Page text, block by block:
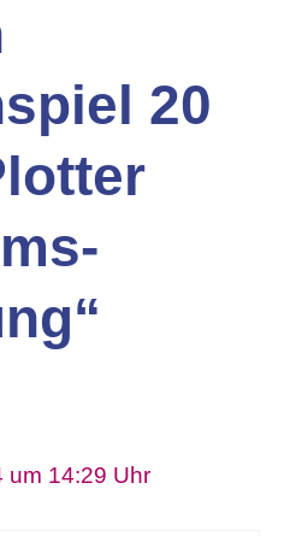
20
um 14:29 Uhr